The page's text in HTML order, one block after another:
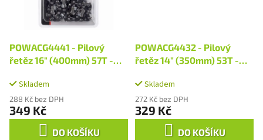
POWACG4441 - Pilový
řetěz 16" (400mm) 57T -
Skladem
288 Kč bez DPH
349 Kč
DO KOŠÍKU
POWACG4432 - Pilový
řetěz 14" (350mm) 53T -
Skladem
272 Kč bez DPH
329 Kč
DO KOŠÍKU